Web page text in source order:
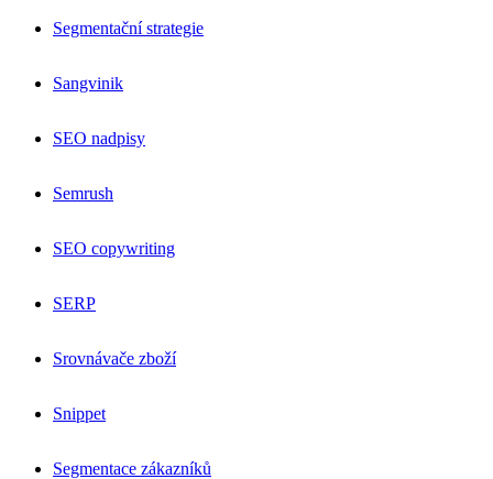
Segmentační strategie
Sangvinik
SEO nadpisy
Semrush
SEO copywriting
SERP
Srovnávače zboží
Snippet
Segmentace zákazníků